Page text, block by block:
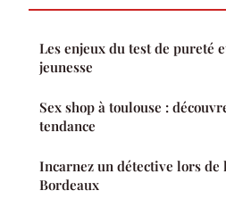
Les enjeux du test de pureté
jeunesse
Sex shop à toulouse :
tendance
Incarnez un détective lors
Bordeaux